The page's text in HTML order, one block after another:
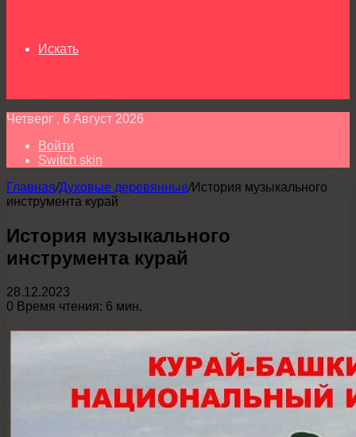
Искать
Четверг , 6 Август 2026
Войти
Switch skin
Главная/Духовые деревянные/История музыкального
инструмента курай
История музыкального
инструмента курай
28.12.2023
0 Время чтения: 6 мин.